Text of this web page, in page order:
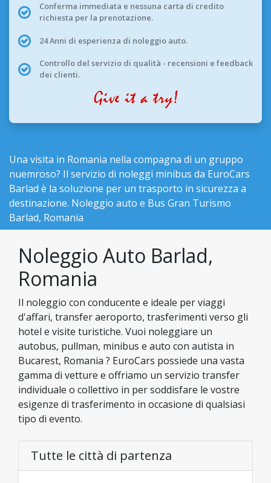
Conferma immediata e nessuna carta di credito
richiesta per la prenotazione.
24 Anni di esperienza di noleggio auto.
Controllo del servizio di qualità - recensioni e feedback
dei clienti.
Una visita in Romania nella compagna di un gruppo
nuemroso? Il servizio di noleggi minibus da EuroCars
Barlad è la soluzione per un trasporto in sicurezza a
destinazione. Noleggio auto e Bus Gran Turismo
Barlad, Romania
Noleggio Auto Barlad,
Romania
Il noleggio con conducente e ideale per viaggi
d'affari, transfer aeroporto, trasferimenti verso gli
hotel e visite turistiche. Vuoi noleggiare un
autobus, pullman, minibus e auto con autista in
Bucarest, Romania ? EuroCars possiede una vasta
gamma di vetture e offriamo un servizio transfer
individuale o collettivo in per soddisfare le vostre
esigenze di trasferimento in occasione di qualsiasi
tipo di evento.
Tutte le città di partenza